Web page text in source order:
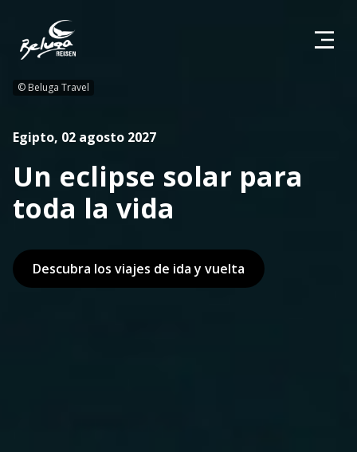
© Beluga Travel
Egipto, 02 agosto 2027
Un eclipse solar para
toda la vida
Descubra los viajes de ida y vuelta